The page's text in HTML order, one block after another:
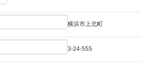
横浜市上北町
3-24-555